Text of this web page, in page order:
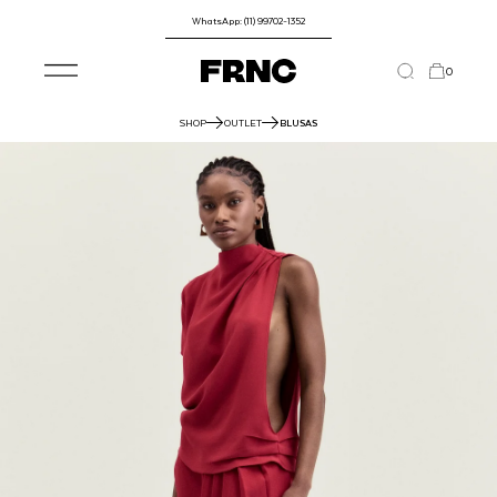
WhatsApp: (11) 99702-1352
0
SHOP OUTLET BLUSAS